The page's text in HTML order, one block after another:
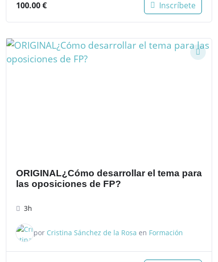
100.00€ Inscríbete
ORIGINAL¿Cómo desarrollar el tema para
las oposiciones de FP?
3h
por Cristina Sánchez de la Rosa en Formación